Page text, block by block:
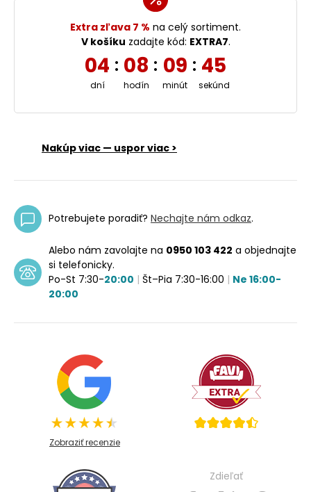
Extra zľava 7 % na celý sortiment.
V košíku zadajte kód: EXTRA7.
04
dní
: 08
hodín
: 09
minút
: 44
sekúnd
Nakúp viac — uspor viac >
Potrebujete poradiť? Nechajte nám odkaz.
Alebo nám zavolajte na 0950 103 422 a objednajte
si telefonicky.
Po-St 7:30-20:00 | Št–Pia 7:30-16:00 | Ne 16:00-
20:00
Zobraziť recenzie
Zdieľať